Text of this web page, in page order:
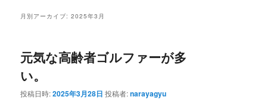
月別アーカイブ:2025年3月
元気な高齢者ゴルファーが多
い。
投稿日時:2025年3月28日 投稿者:narayagyu